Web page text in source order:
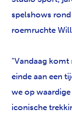
spelshows
roemruchte
"Vandaag komt
einde aan een
we op
iconische